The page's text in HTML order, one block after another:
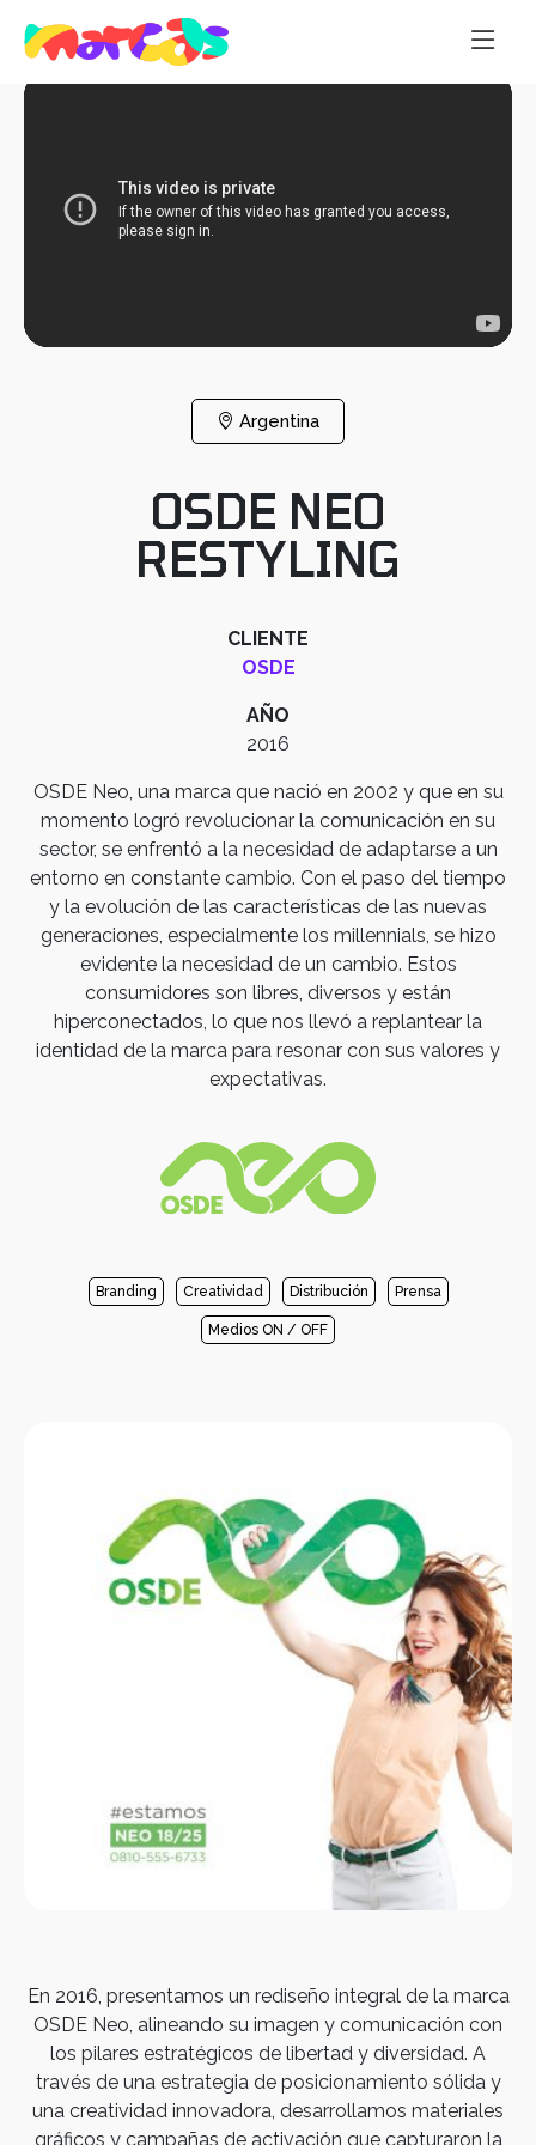
Argentina
OSDE NEO
RESTYLING
CLIENTE
OSDE
AÑO
2016
OSDE Neo, una marca que nació en 2002 y que en su
momento logró revolucionar la comunicación en su
sector, se enfrentó a la necesidad de adaptarse a un
entorno en constante cambio. Con el paso del tiempo
y la evolución de las características de las nuevas
generaciones, especialmente los millennials, se hizo
evidente la necesidad de un cambio. Estos
consumidores son libres, diversos y están
hiperconectados, lo que nos llevó a replantear la
identidad de la marca para resonar con sus valores y
expectativas.
Branding Creatividad Distribución Prensa
Medios ON / OFF
Next
En 2016, presentamos un rediseño integral de la marca
OSDE Neo, alineando su imagen y comunicación con
los pilares estratégicos de libertad y diversidad. A
través de una estrategia de posicionamiento sólida y
una creatividad innovadora, desarrollamos materiales
gráficos y campañas de activación que capturaron la